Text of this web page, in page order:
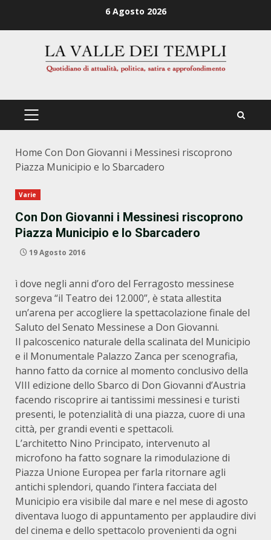
6 Agosto 2026
PRIMÄRES
Home Con Don Giovanni i Messinesi riscoprono
Piazza Municipio e lo Sbarcadero
Varie
Con Don Giovanni i Messinesi riscoprono
Piazza Municipio e lo Sbarcadero
19 Agosto 2016
ì dove negli anni d’oro del Ferragosto messinese
sorgeva “il Teatro dei 12.000”, è stata allestita
un’arena per accogliere la spettacolazione finale del
Saluto del Senato Messinese a Don Giovanni.
Il palcoscenico naturale della scalinata del Municipio
e il Monumentale Palazzo Zanca per scenografia,
hanno fatto da cornice al momento conclusivo della
VIII edizione dello Sbarco di Don Giovanni d’Austria
facendo riscoprire ai tantissimi messinesi e turisti
presenti, le potenzialità di una piazza, cuore di una
città, per grandi eventi e spettacoli.
L’architetto Nino Principato, intervenuto al
microfono ha fatto sognare la rimodulazione di
Piazza Unione Europea per farla ritornare agli
antichi splendori, quando l’intera facciata del
Municipio era visibile dal mare e nel mese di agosto
diventava luogo di appuntamento per applaudire divi
del cinema e dello spettacolo provenienti da ogni